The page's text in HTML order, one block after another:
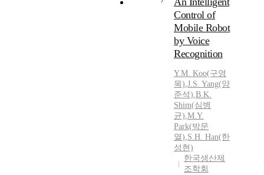
Control of
Mobile Robot
by Voice
Recognition
Y.M. Koo(구영
목),J.S. Yang(양
준석),B.K.
Shim(심병
균),M.Y.
Park(박문
열),S.H. Han(한
성현)
한국생산제
조학회